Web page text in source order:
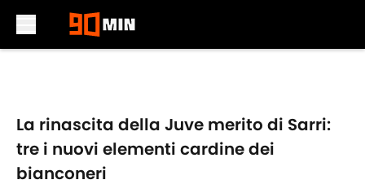
La rinascita della Juve merito di Sarri:
tre i nuovi elementi cardine dei
bianconeri